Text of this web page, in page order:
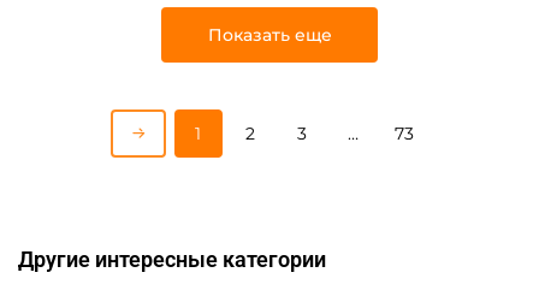
Показать еще
1 2 3 … 73
Другие интересные категории